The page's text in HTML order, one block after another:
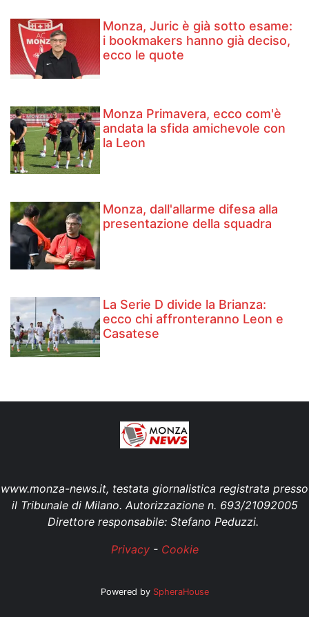
Monza, Juric è già sotto esame:
i bookmakers hanno già deciso,
ecco le quote
Monza Primavera, ecco com'è
andata la sfida amichevole con
la Leon
Monza, dall'allarme difesa alla
presentazione della squadra
La Serie D divide la Brianza:
ecco chi affronteranno Leon e
Casatese
www.monza-news.it, testata giornalistica registrata presso
il Tribunale di Milano. Autorizzazione n. 693/21092005
Direttore responsabile: Stefano Peduzzi.
Privacy- Cookie
Powered by SpheraHouse